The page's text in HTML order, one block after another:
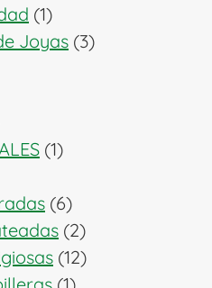
11
producto
Joyas 33
11
66
productos
22
productos
1212
1